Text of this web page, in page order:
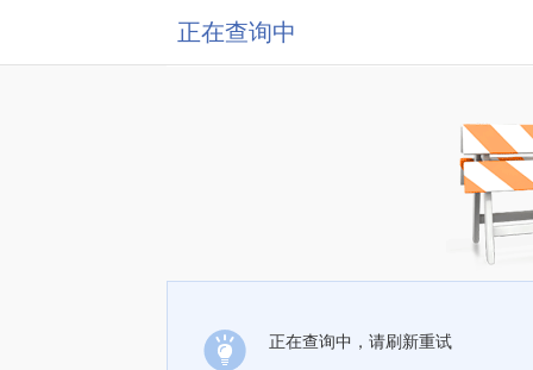
正在查询中
正在查询中，请刷新重试